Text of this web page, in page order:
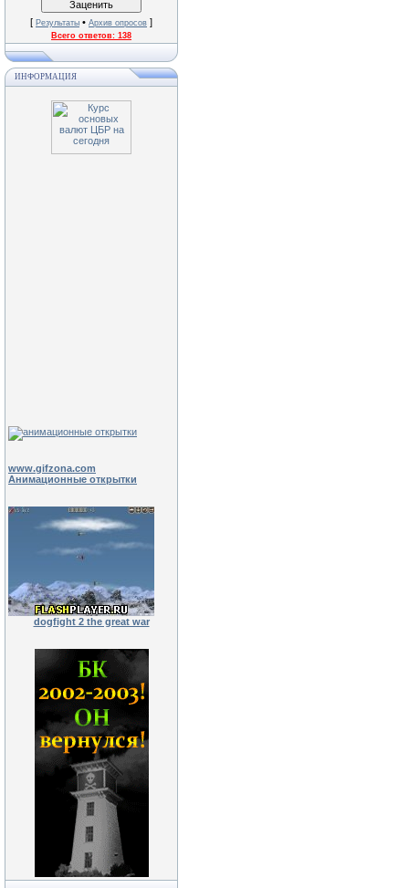
[ Результаты • Архив опросов ]
Всего ответов: 138
ИНФОРМАЦИЯ
www.gifzona.com
Анимационные открытки
dogfight 2 the great war